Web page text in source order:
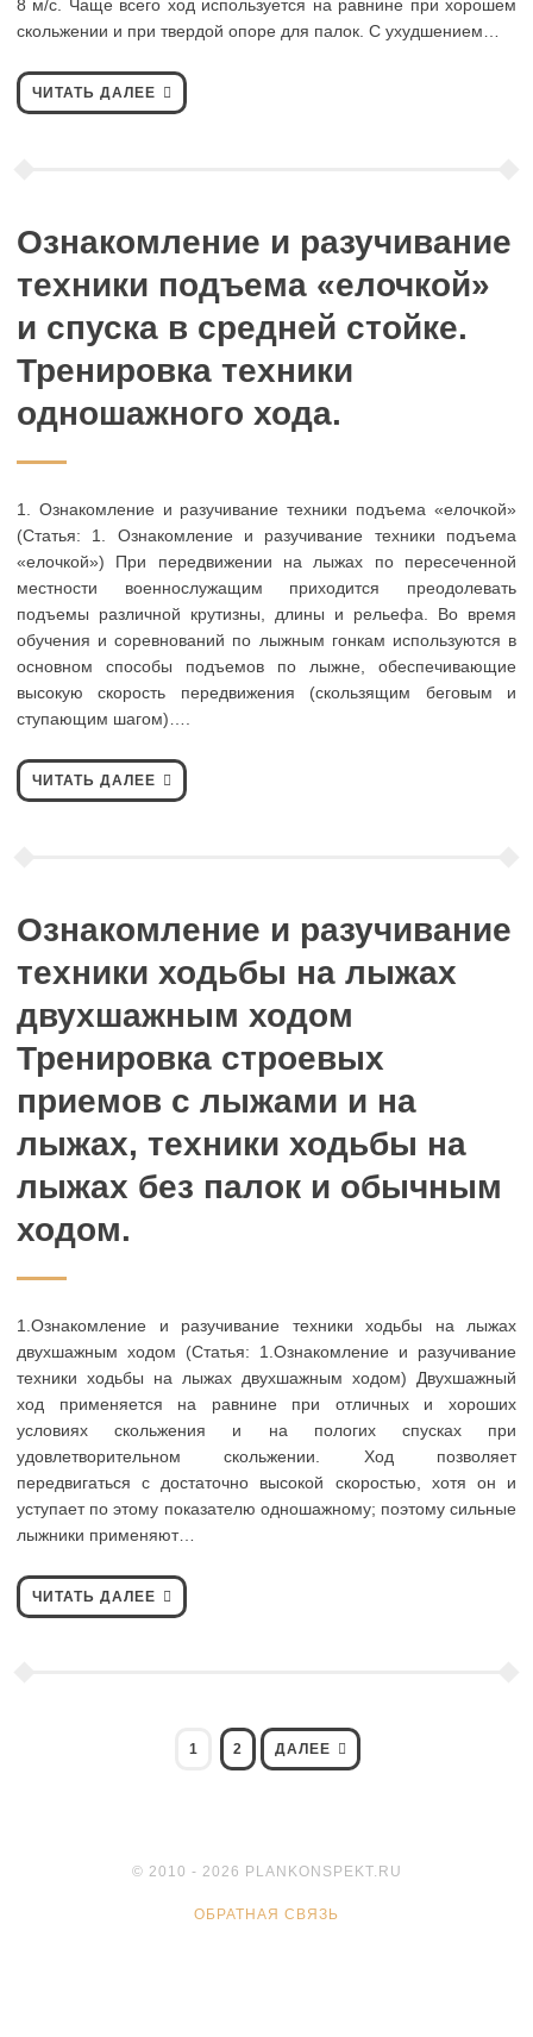
8 м/с. Чаще всего ход используется на равнине при хорошем
скольжении и при твердой опоре для палок. С ухудшением…
ЧИТАТЬ ДАЛЕЕ
Ознакомление и разучивание
техники подъема «елочкой»
и спуска в средней стойке.
Тренировка техники
одношажного хода.
1. Ознакомление и разучивание техники подъема «елочкой»
(Статья: 1. Ознакомление и разучивание техники подъема
«елочкой») При передвижении на лыжах по пересеченной
местности военнослужащим приходится преодолевать
подъемы различной крутизны, длины и рельефа. Во время
обучения и соревнований по лыжным гонкам используются в
основном способы подъемов по лыжне, обеспечивающие
высокую скорость передвижения (скользящим беговым и
ступающим шагом)….
ЧИТАТЬ ДАЛЕЕ
Ознакомление и разучивание
техники ходьбы на лыжах
двухшажным ходом
Тренировка строевых
приемов с лыжами и на
лыжах, техники ходьбы на
лыжах без палок и обычным
ходом.
1.Ознакомление и разучивание техники ходьбы на лыжах
двухшажным ходом (Статья: 1.Ознакомление и разучивание
техники ходьбы на лыжах двухшажным ходом) Двухшажный
ход применяется на равнине при отличных и хороших
условиях скольжения и на пологих спусках при
удовлетворительном скольжении. Ход позволяет
передвигаться с достаточно высокой скоростью, хотя он и
уступает по этому показателю одношажному; поэтому сильные
лыжники применяют…
ЧИТАТЬ ДАЛЕЕ
СТРАНИЦА
1 СТРАНИЦА
2 ДАЛЕЕ
© 2010 - 2026 PLANKONSPEKT.RU
ОБРАТНАЯ СВЯЗЬ